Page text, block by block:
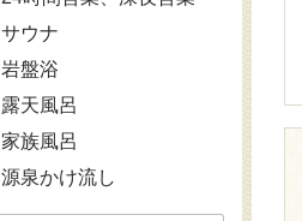
サウナ
岩盤浴
露天風呂
家族風呂
源泉かけ流し